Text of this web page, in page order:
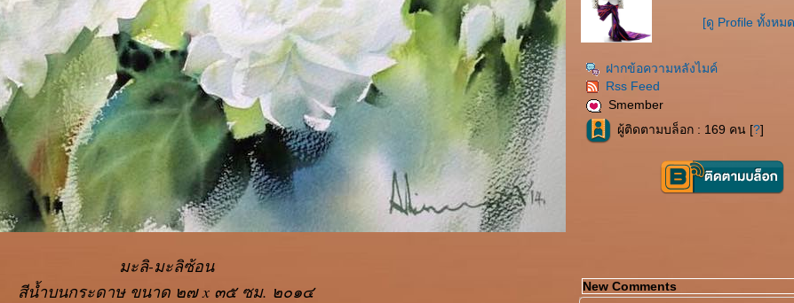
มะลิ-มะลิซ้อน
สีน้ำบนกระดาษ ขนาด ๒๗ x ๓๕ ซม. ๒๐๑๔
[ดู Profile ทั้งหม
ฝากข้อความหลังไมค์
Rss Feed
Smember
ผู้ติดตามบล็อก : 169 คน [?]
New Comments